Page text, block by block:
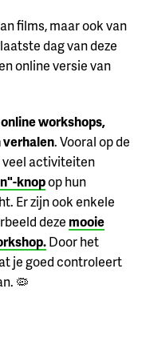
films, maar ook van
dag van deze
online versie van
workshops,
verhalen. Vooral op de
veel activiteiten
knopop hun
Er zijn ook enkele
deze mooie
Door het
je goed controleert
🦠